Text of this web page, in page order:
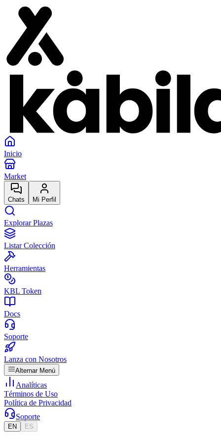
Inicio
Market
Chats Mi Perfil
Explorar Plazas
Listar Colección
Herramientas
KBL Token
Docs
Soporte
Lanza con Nosotros
Alternar Menú
Analíticas
Términos de Uso
Política de Privacidad
Soporte
EN ES